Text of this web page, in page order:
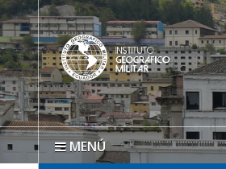
MENÚ